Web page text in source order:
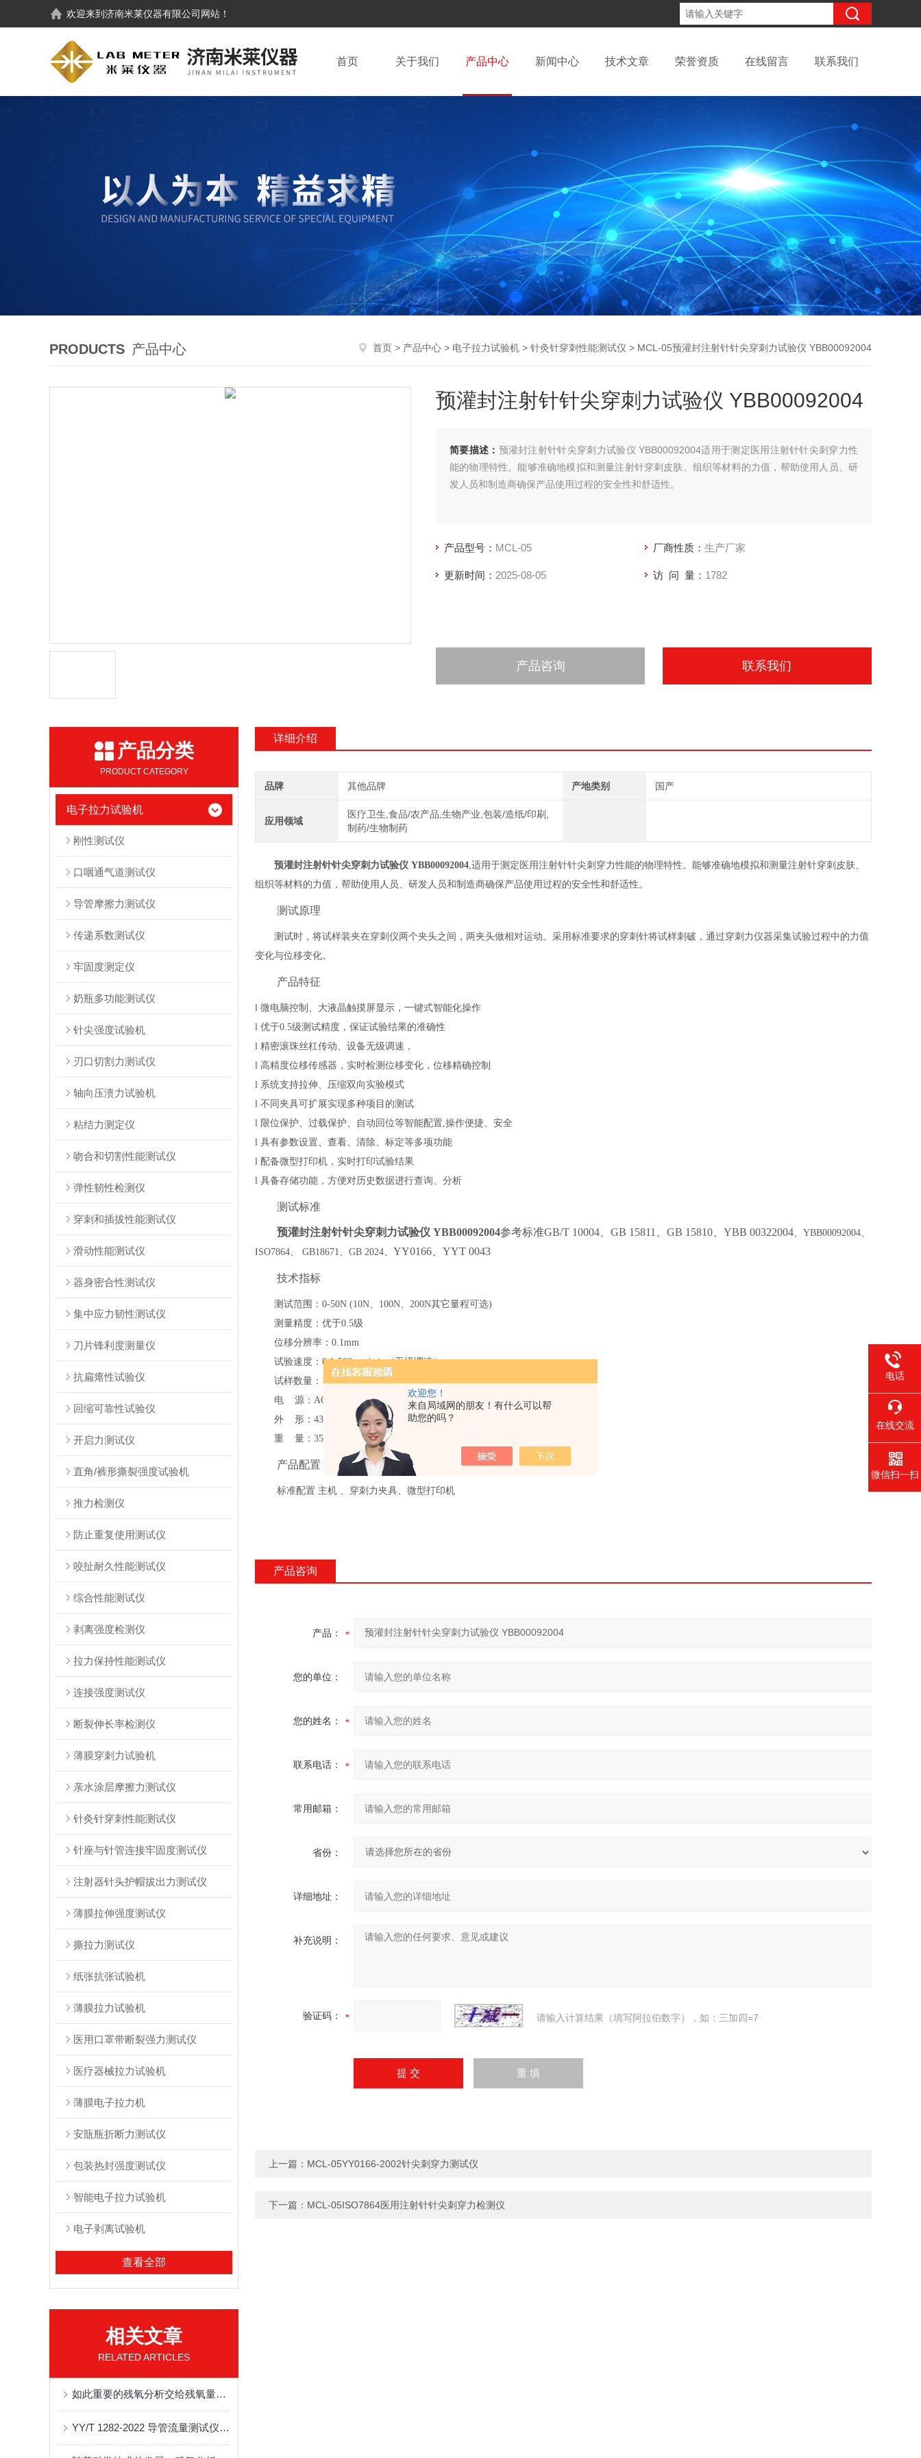
欢迎您！
来自局域网的朋友！有什么可以帮
助您的吗？
欢迎来到济南米莱仪器有限公司 网站！
首页 关于我们 产品中心 新闻中心 技术文章 荣誉资质 在线留言 联系我们
PRODUCTS 产品中心 首页 > 产品中心 > 电子拉力试验机 > 针灸针穿刺性能测试仪 > MCL-05预灌封注射针针尖穿刺力试验仪 YBB00092004
预灌封注射针针尖穿刺力试验仪 YBB00092004
简要描述： 预灌封注射针针尖穿刺力试验仪 YBB00092004适用于测定医用注射针针尖刺穿力性
能的物理特性。能够准确地模拟和测量注射针穿刺皮肤、组织等材料的力值，帮助使用人员、研
发人员和制造商确保产品使用过程的安全性和舒适性。
产品型号： MCL-05 厂商性质：生产厂家
更新时间： 2025-08-05 访 问 量： 1782
产品咨询 联系我们
产品分类
PRODUCT CATEGORY
电子拉力试验机
刚性测试仪
口咽通气道测试仪
导管摩擦力测试仪
传递系数测试仪
牢固度测定仪
奶瓶多功能测试仪
针尖强度试验机
刃口切割力测试仪
轴向压溃力试验机
粘结力测定仪
吻合和切割性能测试仪
弹性韧性检测仪
穿刺和插拔性能测试仪
滑动性能测试仪
器身密合性测试仪
集中应力韧性测试仪
刀片锋利度测量仪
抗扁瘪性试验仪
回缩可靠性试验仪
开启力测试仪
直角/裤形撕裂强度试验机
推力检测仪
防止重复使用测试仪
咬扯耐久性能测试仪
综合性能测试仪
剥离强度检测仪
拉力保持性能测试仪
连接强度测试仪
断裂伸长率检测仪
薄膜穿刺力试验机
亲水涂层摩擦力测试仪
针灸针穿刺性能测试仪
针座与针管连接牢固度测试仪
注射器针头护帽拔出力测试仪
薄膜拉伸强度测试仪
撕拉力测试仪
纸张抗张试验机
薄膜拉力试验机
医用口罩带断裂强力测试仪
医疗器械拉力试验机
薄膜电子拉力机
安瓿瓶折断力测试仪
包装热封强度测试仪
智能电子拉力试验机
电子剥离试验机
查看全部
相关文章
RELATED ARTICLES
如此重要的残氧分析交给残氧量分析仪准没错
YY/T 1282-2022 导管流量测试仪相关技术说明
详细介绍
品牌 其他品牌 产地类别 国产
应用领域
医疗卫生,食品/农产品,生物产业,包装/造纸/印刷,
制药/生物制药
预灌封注射针针尖穿刺力试验仪 YBB00092004,适用于测定医用注射针针尖刺穿力性能的物理特性。能够准确地模拟和测量注射针穿刺皮肤、
组织等材料的力值，帮助使用人员、研发人员和制造商确保产品使用过程的安全性和舒适性。
测试原理
测试时，将试样装夹在穿刺仪两个夹头之间，两夹头做相对运动。采用标准要求的穿刺针将试样刺破，通过穿刺力仪器采集试验过程中的力值
变化与位移变化。
产品特征
l 微电脑控制、 大液晶触摸屏显示，一键式智能化操作
l 优于0.5级测试精度，保证试验结果的准确性
l 精密滚珠丝杠传动、 设备无级调速，
l 高精度位移传感器，实时检测位移变化 ，位移精确控制
l 系统支持拉伸、压缩双向实验模式
l 不同夹具可扩展实现多种项目的测试
l 限位保护、过载保护、自动回位等智能配置,操作便捷、安全
l 具有参数设置、查看、清除、标定等多项功能
l 配备微型打印机，实时打印试验结果
l 具备存储功能，方便对历史数据进行查询、分析
测试标准
预灌封注射针针尖穿刺力试验仪 YBB00092004参考标准GB/T 10004、GB 15811、GB 15810、 YBB 00322004、 YBB00092004、
ISO7864、 GB18671、GB 2024、 YY0166 YYT 0043
技术指标
测试范围： 0-50N (10N、100N、 200N其它量程可选)
测量精度： 优于0.5级
位移分辨率 ： 0.1mm
试验速度： 0.1-500mm/min（无级调速）
试样数量： 1件
电
源 ： AC 220V 50 Hz
外
形： 43 0mm（L）×400mm（W）×500
重
量： 35
产品配置
标准配置 主机 、穿刺力夹具、 微型打印机
产品咨询
产品：
您的单位：
您的姓名：
联系电话：
常用邮箱：
省份：
详细地址：
补充说明：
验证码： 请输入计算结果（填写阿拉伯数字），如：三加四=7
上一篇： MCL-05YY0166-2002针尖刺穿力测试仪
下一篇： MCL-05ISO7864医用注射针针尖刺穿力检测仪
电话
在线交流
微信扫一扫